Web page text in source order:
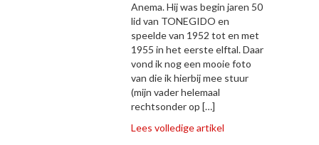
Anema. Hij was begin jaren 50
lid van TONEGIDO en
speelde van 1952 tot en met
1955 in het eerste elftal. Daar
vond ik nog een mooie foto
van die ik hierbij mee stuur
(mijn vader helemaal
rechtsonder op […]
Lees volledige artikel